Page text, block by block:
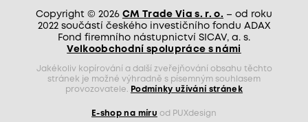
Copyright © 2026 CM Trade Via s. r. o. – od roku
2022 součástí českého investičního fondu ADAX
Fond firemního nástupnictví SICAV, a. s.
Velkoobchodní spolupráce s námi
Jakékoliv kopírování a další zveřejňování obsahu těchto
stránek je možné výhradně s písemným souhlasem
provozovatele.
Podmínky užívání stránek
E-shop na míru od PUXdesign